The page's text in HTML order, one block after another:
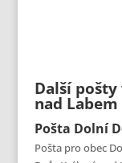
Další
nad Labem
Pošta Dolní
Pošta pro obec